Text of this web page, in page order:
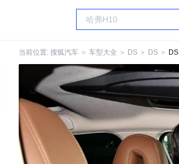
当前位置: 搜狐汽车 ＞ 车型大全 ＞ DS ＞ DS ＞